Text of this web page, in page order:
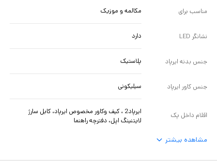
مناسب برای مکالمه و‌ موزیک
نشانگر LED دارد
جنس بدنه ایرپاد پلاستیک
جنس کاور ایرپاد سیلیکونی
اقلام داخل پک
ایرپاد2 ، کیف و‌کاور مخصوص ایرپاد، کابل سارژ
لایتنینگ اپل، دفترچه راهنما
مشاهده بیشتر